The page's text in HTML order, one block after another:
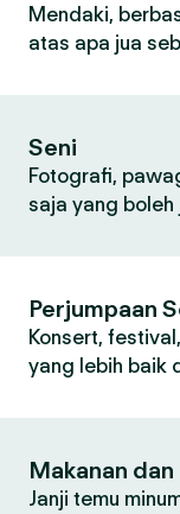
Mendaki,
atas apa jua
Seni
Fotografi,
saja yang
Perjumpaan
Konsert,
yang lebih baik
Makanan
Janji temu